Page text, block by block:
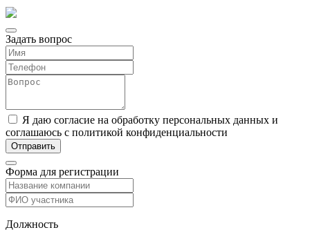
Задать вопрос
Я даю согласие на обработку персональных данных и
соглашаюсь с политикой конфиденциальности
Форма для регистрации
Должность